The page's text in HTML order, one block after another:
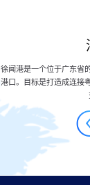
中国电信集团公司官方网
信息;为电信客户提供充值
申告、投诉咨询